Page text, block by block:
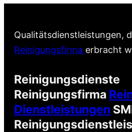
Qualitätsdienstleistungen,
Reinigungsfirma erbracht
Reinigungsdienste
Reinigungsfirma
Dienstleistungen